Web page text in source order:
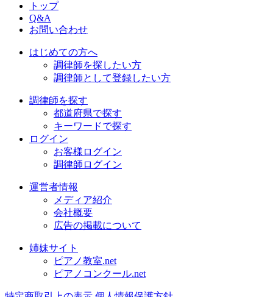
トップ
Q&A
お問い合わせ
はじめての方へ
調律師を探したい方
調律師として登録したい方
調律師を探す
都道府県で探す
キーワードで探す
ログイン
お客様ログイン
調律師ログイン
運営者情報
メディア紹介
会社概要
広告の掲載について
姉妹サイト
ピアノ教室.net
ピアノコンクール.net